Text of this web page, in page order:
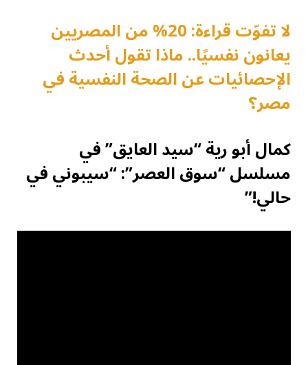
لا تفوّت قراءة: 20% من المصريين
يعانون نفسيًا.. ماذا تقول أحدث
الإحصائيات عن الصحة النفسية في
مصر؟
كمال أبو رية “سيد العايق” في
مسلسل “سوق العصر”: “سيبوني في
حالي!”